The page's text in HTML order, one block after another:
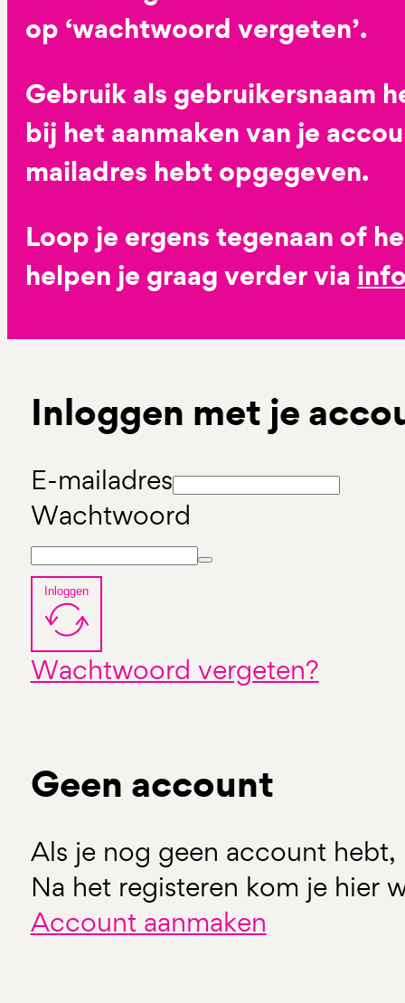
op ‘wachtwoord vergeten’.
Gebruik als gebruikersnaam
bij het aanmaken van je
mailadres hebt opgegeven.
Loop je ergens tegenaan of
helpen je graag verder via
Inloggen met je
E-mailadres
Wachtwoord
Inloggen
Wachtwoord vergeten?
Geen account
Als je nog geen account hebt,
Na het registeren kom je hier
Account aanmaken